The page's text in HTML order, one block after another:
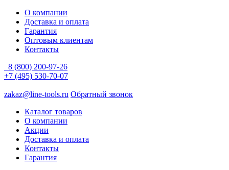
О компании
Доставка и оплата
Гарантия
Оптовым клиентам
Контакты
8 (800) 200-97-26
+7 (495) 530-70-07
zakaz@line-tools.ru Обратный звонок
Каталог товаров
О компании
Акции
Доставка и оплата
Контакты
Гарантия